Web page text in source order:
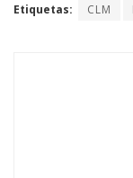
Etiquetas: CLM